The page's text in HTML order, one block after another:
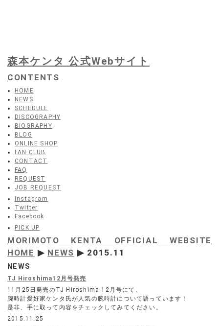
森本ケンタ 公式Webサイト
CONTENTS
HOME
NEWS
SCHEDULE
DISCOGRAPHY
BIOGRAPHY
BLOG
ONLINE SHOP
FAN CLUB
CONTACT
FAQ
REQUEST
JOB REQUEST
Instagram
Twitter
Facebook
PICK UP
MORIMOTO KENTA OFFICIAL WEBSITE
HOME ▶ NEWS ▶ 2015.11
NEWS
TJ Hiroshima12月号発売
11月25日発売のTJ Hiroshima 12月号にて、
腕時計愛好家ケンタ氏が人気の腕時計について語っています！
是非、手に取って内容をチェックしてみてください。
2015.11.25